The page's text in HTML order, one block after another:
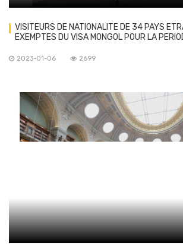
VISITEURS DE NATIONALITE DE 34 PAYS
EXEMPTES DU VISA MONGOL POUR LA
2023-01-06 2699